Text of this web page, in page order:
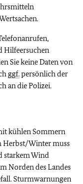
Hilfeersuchen
Sie keine Daten von
ggf.persönlich der
an die Polizei.
kühlen Sommern
Herbst/Winter muss
starkem Wind
Norden des Landes
Sturmwarnungen